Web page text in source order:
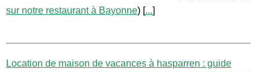
sur notre restaurant à Bayonne) [...]
Location de maison de vacances à hasparren : guide